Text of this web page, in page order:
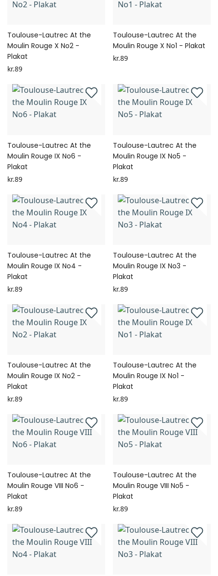
Toulouse-Lautrec At the
Moulin Rouge X No2 -
Plakat
kr.89
Toulouse-Lautrec At the
Moulin Rouge X No1 - Plakat
kr.89
Toulouse-Lautrec At the
Moulin Rouge IX No6 -
Plakat
kr.89
Toulouse-Lautrec At the
Moulin Rouge IX No5 -
Plakat
kr.89
Toulouse-Lautrec At the
Moulin Rouge IX No4 -
Plakat
kr.89
Toulouse-Lautrec At the
Moulin Rouge IX No3 -
Plakat
kr.89
Toulouse-Lautrec At the
Moulin Rouge IX No2 -
Plakat
kr.89
Toulouse-Lautrec At the
Moulin Rouge IX No1 -
Plakat
kr.89
Toulouse-Lautrec At the
Moulin Rouge VIII No6 -
Plakat
kr.89
Toulouse-Lautrec At the
Moulin Rouge VIII No5 -
Plakat
kr.89